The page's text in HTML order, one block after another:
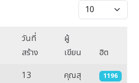
แสดง #
วันที่
สร้าง
ผู้
เขียน
ฮิต
13
คุณสุ
1196